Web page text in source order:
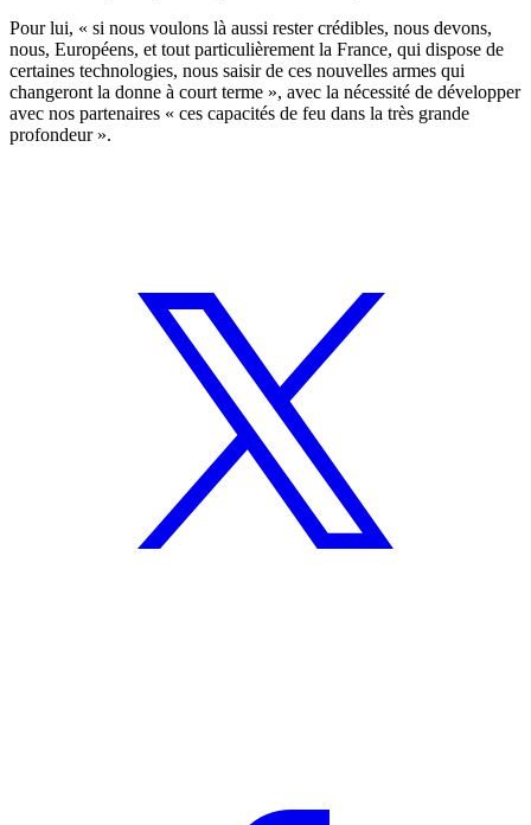
Pour lui, « si nous voulons là aussi rester crédibles, nous devons,
nous, Européens, et tout particulièrement la France, qui dispose de
certaines technologies, nous saisir de ces nouvelles armes qui
changeront la donne à court terme », avec la nécessité de développer
avec nos partenaires « ces capacités de feu dans la très grande
profondeur ».